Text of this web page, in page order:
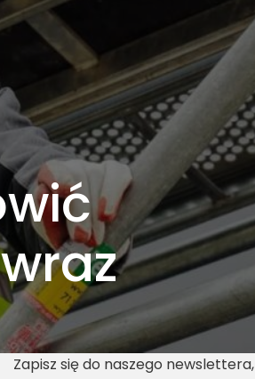
Zapisz się do naszego newslettera,